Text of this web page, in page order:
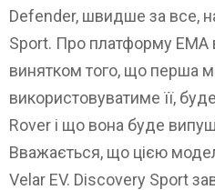
Defender, швидше за все,
Sport. Про платформу EMA
винятком того, що перша
використовуватиме її,
Rover і що вона буде
Вважається, що цією
Velar EV. Discovery Sport